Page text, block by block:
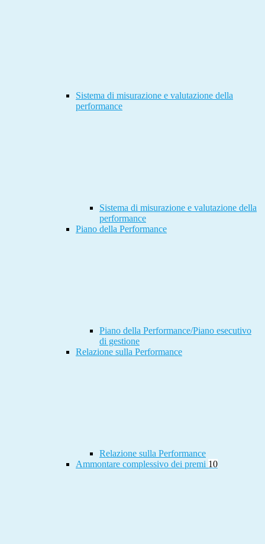
Sistema di misurazione e valutazione della
performance
Sistema di misurazione e valutazione della
performance
Piano della Performance
Piano della Performance/Piano esecutivo
di gestione
Relazione sulla Performance
Relazione sulla Performance
Ammontare complessivo dei premi 10